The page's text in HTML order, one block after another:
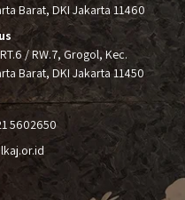
Barat, DKI Jakarta 11460
/ RW.7, Grogol, Kec.
Barat, DKI Jakarta 11450
5602650